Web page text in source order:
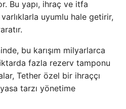
Bu yapı, ihraç ve itfa
uyumlu hale getirir,
bu karışım milyarlarca
fazla rezerv tamponu
Tether özel bir ihraççı
tarzı yönetime